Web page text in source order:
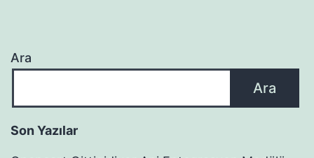
Ara
Ara
Son Yazılar